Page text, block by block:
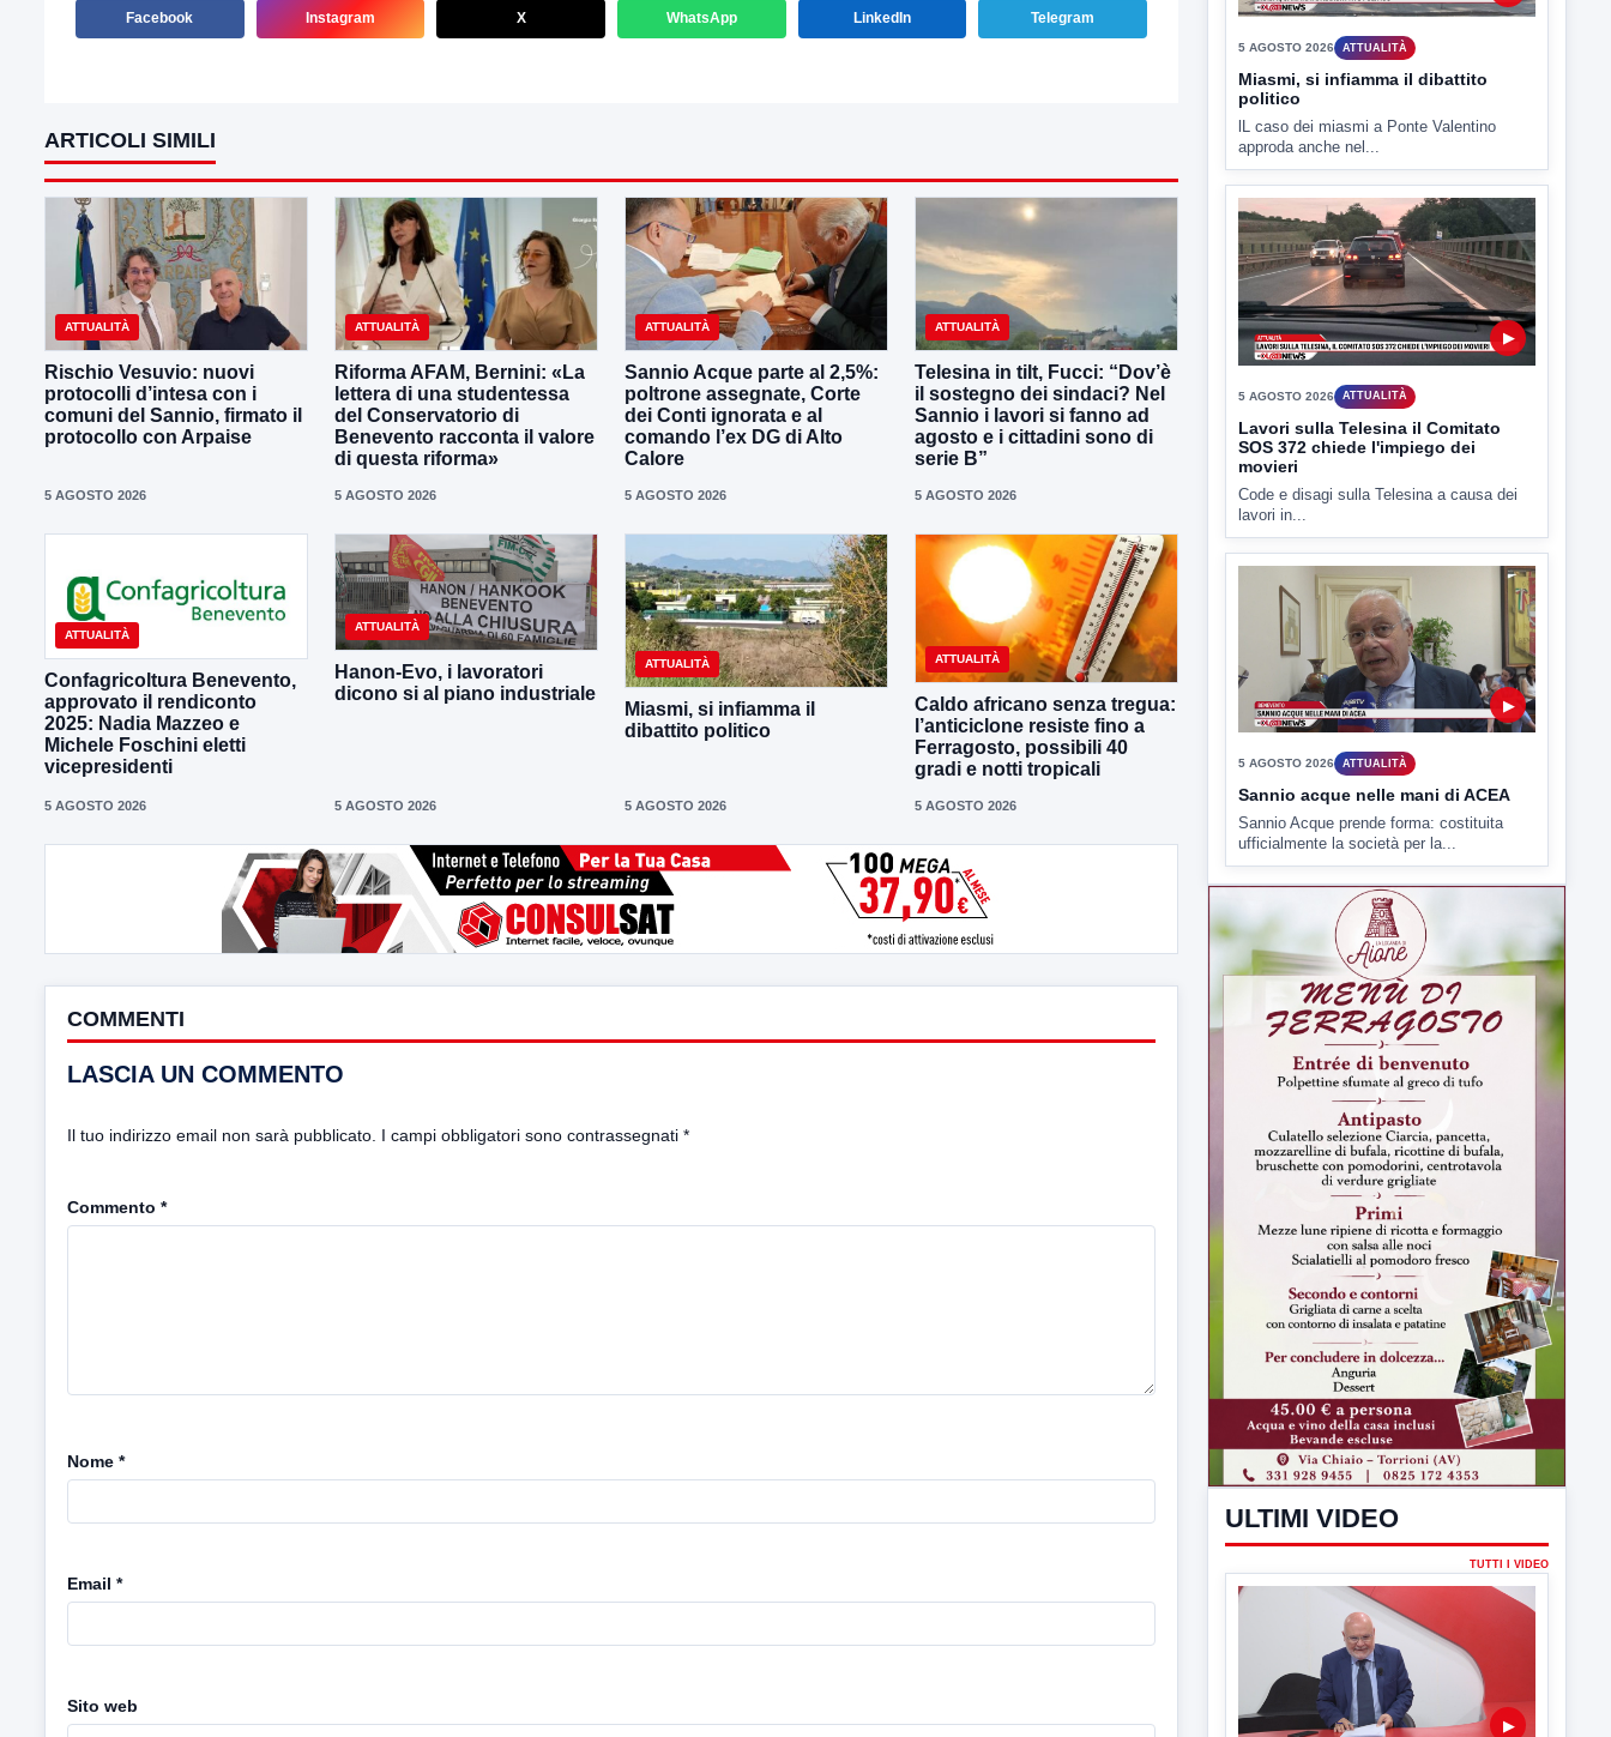
Facebook Instagram X WhatsApp LinkedIn Telegram
ARTICOLI SIMILI
ATTUALITÀ
Rischio Vesuvio: nuovi
protocolli d’intesa con i
comuni del Sannio, firmato il
protocollo con Arpaise
5 AGOSTO 2026
ATTUALITÀ
Riforma AFAM, Bernini: «La
lettera di una studentessa
del Conservatorio di
Benevento racconta il valore
di questa riforma»
5 AGOSTO 2026
ATTUALITÀ
Sannio Acque parte al 2,5%:
poltrone assegnate, Corte
dei Conti ignorata e al
comando l’ex DG di Alto
Calore
5 AGOSTO 2026
ATTUALITÀ
Telesina in tilt, Fucci: “Dov’è
il sostegno dei sindaci? Nel
Sannio i lavori si fanno ad
agosto e i cittadini sono di
serie B”
5 AGOSTO 2026
ATTUALITÀ
Confagricoltura Benevento,
approvato il rendiconto
2025: Nadia Mazzeo e
Michele Foschini eletti
vicepresidenti
5 AGOSTO 2026
ATTUALITÀ
Hanon-Evo, i lavoratori
dicono si al piano industriale
5 AGOSTO 2026
ATTUALITÀ
Miasmi, si infiamma il
dibattito politico
5 AGOSTO 2026
ATTUALITÀ
Caldo africano senza tregua:
l’anticiclone resiste fino a
Ferragosto, possibili 40
gradi e notti tropicali
5 AGOSTO 2026
COMMENTI
LASCIA UN COMMENTO
Il tuo indirizzo email non sarà pubblicato. I campi obbligatori sono contrassegnati *
Commento *
Nome *
Email *
Sito web
5 AGOSTO 2026 ATTUALITÀ
Miasmi, si infiamma il dibattito
politico
lL caso dei miasmi a Ponte Valentino
approda anche nel...
▶
5 AGOSTO 2026 ATTUALITÀ
Lavori sulla Telesina il Comitato
SOS 372 chiede l'impiego dei
movieri
Code e disagi sulla Telesina a causa dei
lavori in...
▶
5 AGOSTO 2026 ATTUALITÀ
Sannio acque nelle mani di ACEA
Sannio Acque prende forma: costituita
ufficialmente la società per la...
ULTIMI VIDEO
TUTTI I VIDEO
▶
LABNEWS
LabNews del 5 agosto 2026
In studio Enzo Colarusso